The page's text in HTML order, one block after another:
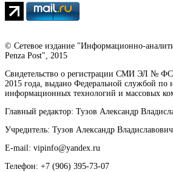
© Сетевое издание "Информационно-
Penza Post", 2015
Свидетельство о регистрации СМИ ЭЛ № ФС
2015 года, выдано Федеральной службой по
информационных технологий и массовых
Главный редактор: Тузов Александр
Учредитель: Тузов Александр Владиславович
E-mail: vipinfo@yandex.ru
Телефон: +7 (906) 395-73-07